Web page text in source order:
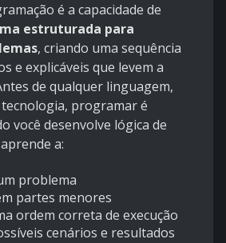
é a capacidade de
estruturada para
, criando uma sequência
e explicáveis que levem a
de qualquer linguagem,
programar é
você desenvolve lógica de
a:
problema
partes menores
ordem correta de execução
cenários e resultados